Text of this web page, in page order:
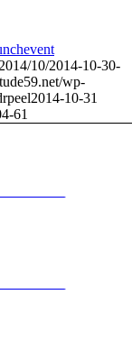
10/2014-10-30-
wp-
2014-10-31
61